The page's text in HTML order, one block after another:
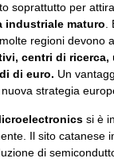
soprattutto per
industriale maturo
regioni devono
centri di
di euro. Un
strategia
si è
Il sito
di